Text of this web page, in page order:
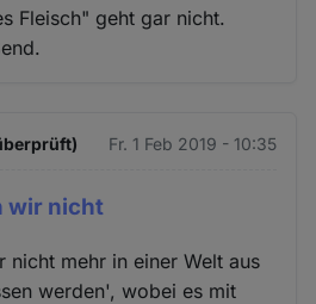
Fleisch" geht gar nicht.
Fr. 1 Feb 2019 - 10:35
wir nicht
nicht mehr in einer Welt aus
werden', wobei es mit